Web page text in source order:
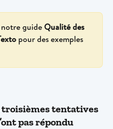
notre guide Qualité des
pour des exemples
troisièmes tentatives
pas répondu